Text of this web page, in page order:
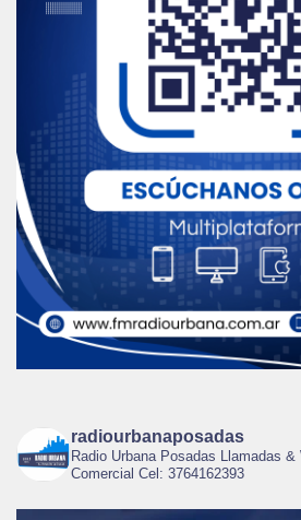
radiourbanaposadas
Radio Urbana Posadas Llamadas
Comercial Cel: 3764162393